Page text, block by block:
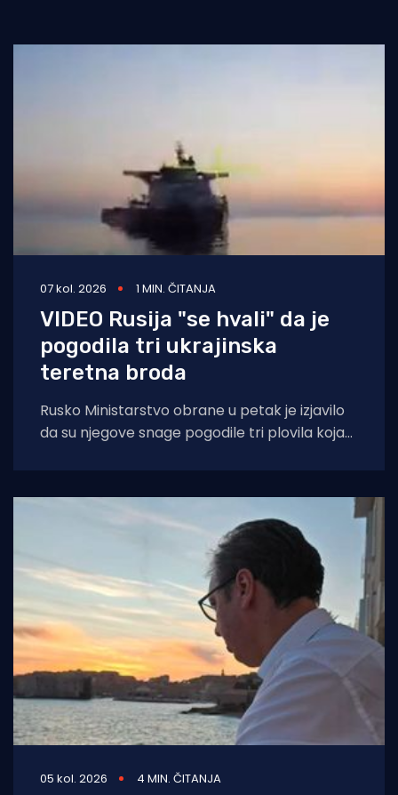
07 kol. 2026 1 MIN. ČITANJA
VIDEO Rusija "se hvali" da je
pogodila tri ukrajinska
teretna broda
Rusko Ministarstvo obrane u petak je izjavilo
da su njegove snage pogodile tri plovila koja
05 kol. 2026 4 MIN. ČITANJA